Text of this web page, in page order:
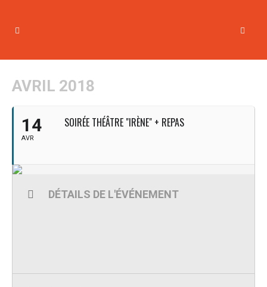
AVRIL 2018
14
AVR
SOIRÉE THÉÂTRE "IRÈNE" + REPAS
DÉTAILS DE L'ÉVÉNEMENT